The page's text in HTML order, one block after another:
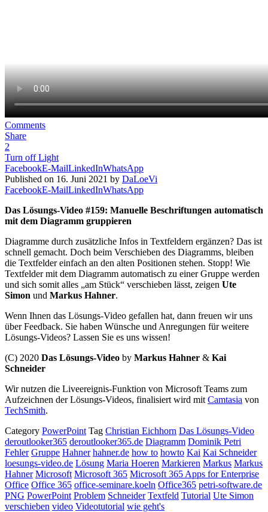
Comments
Share
2
Turn off Light
FacebookE-MailLinkedInWhatsApp
Published on 16. Juni 2021 by DaLoeVi
FacebookE-MailLinkedInWhatsApp
Das Lösungs-Video #159: Manuelle Beschriftungen automatisch
mit dem Diagramm gruppieren
Diagramme durch zusätzliche Infos in Textfeldern ergänzen? Das ist
schnell gemacht. Doch beim Verschieben des Diagramms, bleiben
die Textfelder einfach an den alten Positionen stehen. Stopp! Wie
Textfelder mit dem Diagramm automatisch zu einer Gruppe werden
und sich somit alles „am Stück“ verschieben lässt, zeigen Ute
Simon und Markus Hahner.
Wenn Ihnen das Lösungs-Video gefallen hat, dann freuen wir uns
über Feedback. Sie haben Wünsche und Anregungen für weitere
Lösungs-Videos? Lassen Sie es uns wissen!
(C) 2020 Das Lösungs-Video by Markus Hahner & Kai
Schneider
Wir nutzen die Liveereignis-Funktion von Microsoft Teams zum
Aufzeichnen der Lösungs-Videos, finalisiert wird mit Camtasia von
TechSmith.
Category PowerPoint Tag Christian Eichhorn Das Lösungs-Video
deroutlooker365 deroutlooker365.de Diagramm Dominik Petri
Fehler Gruppe Hahner hahner.de how to howto Kai Kai Schneider
loesungs-video.de Lösung Maria Hoeren Markieren Markus Markus
Hahner Microsoft Microsoft 365 Microsoft 365 Apps for Enterprise
Office Office 365 office-seminare.koeln Office365 petri-software.de
PNG PowerPoint Problem Schneider Textfeld Tutorial Ute Simon
verschieben video Videotutorial wie geht's